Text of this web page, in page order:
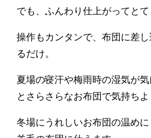
でも、ふんわり仕上がってとて
操作もカンタンで、布団に差
るだけ。
夏場の寝汗や梅雨時の湿気が
とさらさらなお布団で気持ちよ
冬場にうれしいお布団の温めに